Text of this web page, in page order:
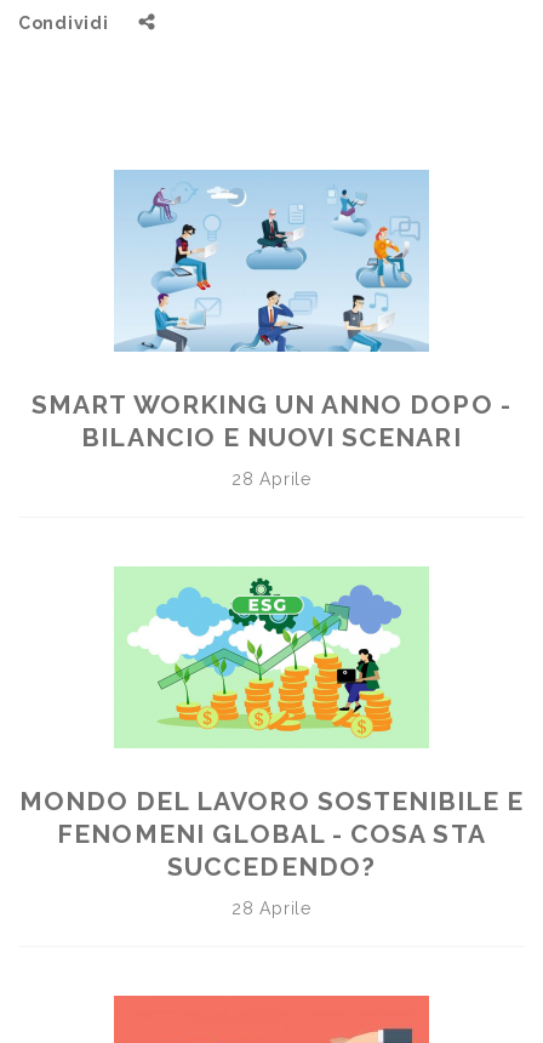
Condividi
SMART WORKING UN ANNO DOPO -
BILANCIO E NUOVI SCENARI
28 Aprile
MONDO DEL LAVORO SOSTENIBILE E
FENOMENI GLOBAL - COSA STA
SUCCEDENDO?
28 Aprile